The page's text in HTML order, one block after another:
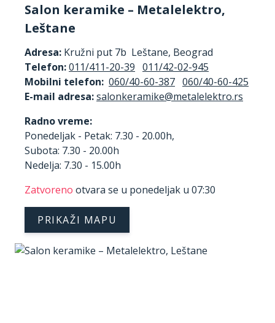
Salon keramike – Metalelektro,
Leštane
Adresa: Kružni put 7b Leštane, Beograd
Telefon:011/411-20-39 011/42-02-945
Mobilni telefon: 060/40-60-387 060/40-60-425
E-mail adresa:
Radno vreme:
Ponedeljak - Petak: 7.30 - 20.00h,
Subota: 7.30 - 20.00h
Nedelja: 7.30 - 15.00h
Zatvoreno otvara se u ponedeljak u 07:30
PRIKAŽI MAPU